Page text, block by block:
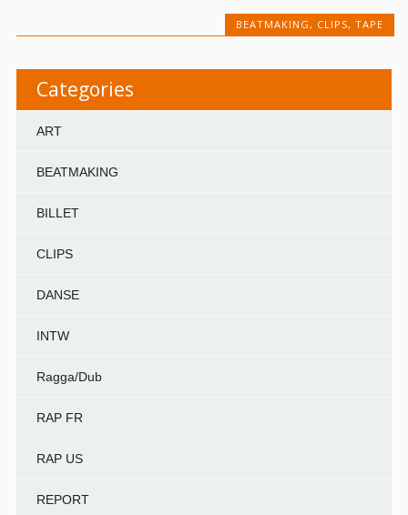
BEATMAKING , CLIPS, TAPE
Categories
ART
BEATMAKING
BILLET
CLIPS
DANSE
INTW
Ragga/Dub
RAP FR
RAP US
REPORT